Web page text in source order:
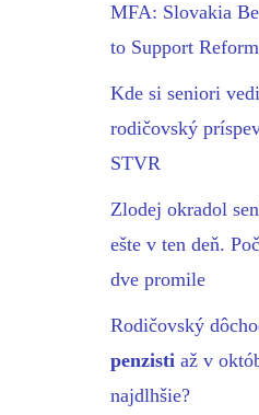
MFA: Slovakia
to Support
Kde si seniori
rodičovský
STVR
Zlodej okradol
ešte v ten deň.
dve promile
Rodičovský
penzisti až v
najdlhšie?